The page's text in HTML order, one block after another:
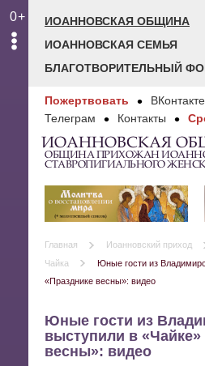
0+
ИОАННОВСКАЯ ОБЩИНА
ИОАННОВСКАЯ СЕМЬЯ
БЛАГОТВОРИТЕЛЬНЫЙ
Пожертвовать ВКонтакте
Телеграм
Контакты
ИОАННОВСКАЯ
ОБЩИНА ПРИХОЖАН
СТАВРОПИГИАЛЬНОГО
Главная Иоанновский приход
Чайка
Юные гости из
«Празднике весны»: видео
Юные гости из
выступили в «Чайке»
весны»: видео